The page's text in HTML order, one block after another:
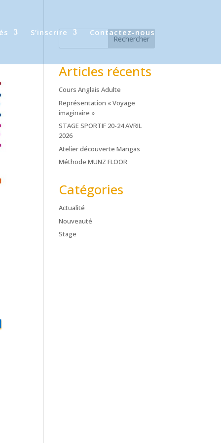
S’inscrire Contactez-nous
Rechercher
Articles récents
Cours Anglais Adulte
Représentation « Voyage
imaginaire »
STAGE SPORTIF 20-24 AVRIL
2026
Atelier découverte Mangas
Méthode MUNZ FLOOR
Catégories
Actualité
Nouveauté
Stage